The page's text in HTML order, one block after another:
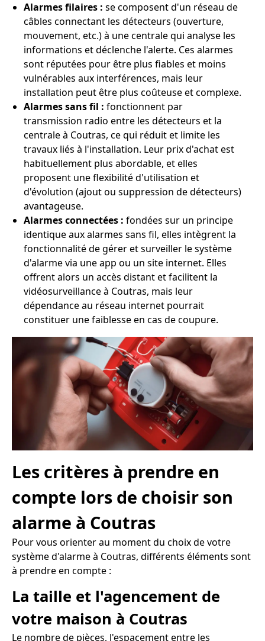
Alarmes filaires : se composent d'un réseau de
câbles connectant les détecteurs (ouverture,
mouvement, etc.) à une centrale qui analyse les
informations et déclenche l'alerte. Ces alarmes
sont réputées pour être plus fiables et moins
vulnérables aux interférences, mais leur
installation peut être plus coûteuse et complexe.
Alarmes sans fil : fonctionnent par
transmission radio entre les détecteurs et la
centrale à Coutras, ce qui réduit et limite les
travaux liés à l'installation. Leur prix d'achat est
habituellement plus abordable, et elles
proposent une flexibilité d'utilisation et
d'évolution (ajout ou suppression de détecteurs)
avantageuse.
Alarmes connectées : fondées sur un principe
identique aux alarmes sans fil, elles intègrent la
fonctionnalité de gérer et surveiller le système
d'alarme via une app ou un site internet. Elles
offrent alors un accès distant et facilitent la
vidéosurveillance à Coutras, mais leur
dépendance au réseau internet pourrait
constituer une faiblesse en cas de coupure.
Les critères à prendre en
compte lors de choisir son
alarme à Coutras
Pour vous orienter au moment du choix de votre
système d'alarme à Coutras, différents éléments sont
à prendre en compte :
La taille et l'agencement de
votre maison à Coutras
Le nombre de pièces, l'espacement entre les